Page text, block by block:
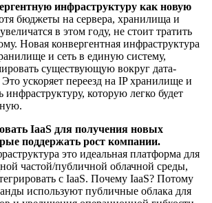
инфраструктуру как новую
бюджеты на сервера, хранилища и
в этом году, не стоит тратить
Новая конвергентная инфраструктура
и сеть в единую систему,
существующую вокруг дата-
ускоряет переезд на IP хранилище и
инфраструктуру, которую легко будет
IaaS для получения новых
поддержать рост компании.
это идеальная платформа для
частой/публичной облачной среды,
с IaaS. Почему IaaS? Потому
используют публичные облака для